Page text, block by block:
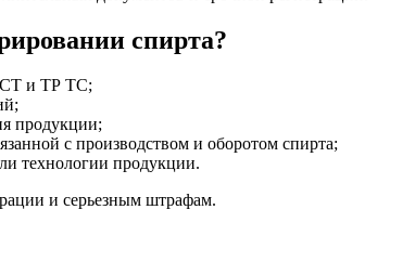
спирта?
и ТР ТС;
продукции;
с производством и оборотом спирта;
технологии продукции.
и серьезным штрафам.